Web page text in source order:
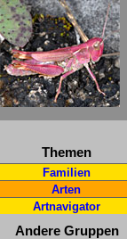
Themen
Familien
Arten
Artnavigator
Andere Gruppen